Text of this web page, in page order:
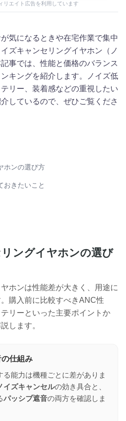
リエイト広告を利用しています
気になるときや在宅作業で集中
ズキャンセリングイヤホン（ノ
事では、性能と価格のバランス
キングを紹介します。ノイズ低
リー、装着感などの重視したい
しているので、ぜひご覧くださ
ホンの選び方
おきたいこと
ングイヤホンの選び
ホンは性能差が大きく、用途に
購入前に比較すべきANC性
リーといった主要ポイントか
します。
仕組み
る能力は機種ごとに差がありま
イズキャンセルの効き具合と、
パッシブ遮音の両方を確認しま